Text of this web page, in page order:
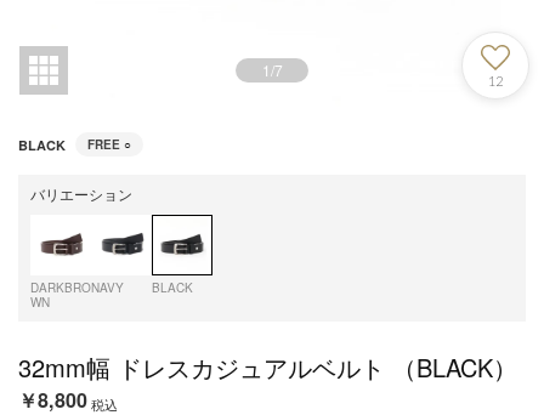
1/7
12
BLACK FREE ○
バリエーション
DARKBRO
WN
NAVY BLACK
32mm幅 ドレスカジュアルベルト （BLACK）
￥8,800税込